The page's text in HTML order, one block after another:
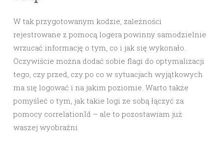
W tak przygotowanym kodzie, zależności
rejestrowane z pomocą logera powinny samodzielnie
wrzucać informację o tym, co i jak się wykonało.
Oczywiście można dodać sobie flagi do optymalizacji
tego, czy przed, czy po co w sytuacjach wyjątkowych
ma się logować i na jakim poziomie. Warto także
pomyśleć o tym, jak takie logi ze sobą łączyć za
pomocy correlationId – ale to pozostawiam już
waszej wyobraźni.